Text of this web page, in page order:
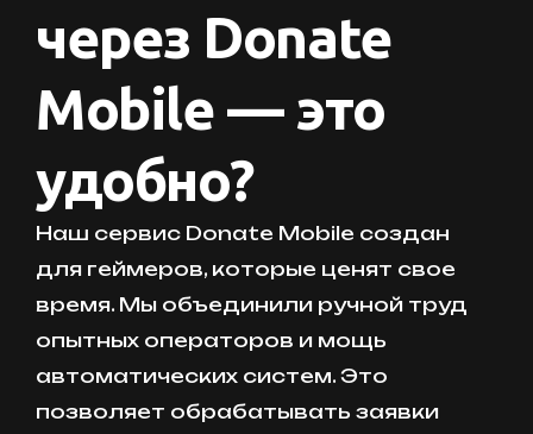
через Donate
Mobile — это
удобно?
Наш сервис Donate Mobile создан
для геймеров, которые ценят свое
время. Мы объединили ручной труд
опытных операторов и мощь
автоматических систем. Это
позволяет обрабатывать заявки